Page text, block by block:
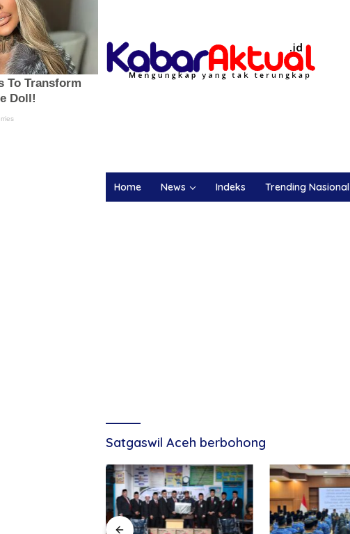
Home News Indeks Trending Nasional
Satgaswil Aceh berbohong